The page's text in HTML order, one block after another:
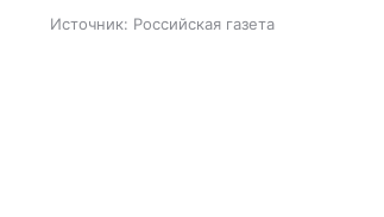
Источник: Российская газета